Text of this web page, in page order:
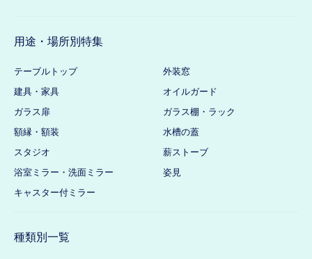
用途・場所別特集
テーブルトップ
外装窓
建具・家具
オイルガード
ガラス扉
ガラス棚・ラック
額縁・額装
水槽の蓋
スタジオ
薪ストーブ
浴室ミラー・洗面ミラー
姿見
キャスター付ミラー
種類別一覧